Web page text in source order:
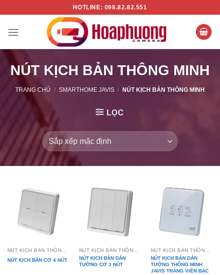
nội
HOTLINE: 098.82.82.551
NÚT KỊCH BẢN THÔNG MINH
TRANG CHỦ / SMARTHOME JAVIS / NÚT KỊCH BẢN THÔNG MINH
LỌC
NÚT KỊCH BẢN THÔNG MINH
NÚT KỊCH BẢN CƠ 4 NÚT
NÚT KỊCH BẢN THÔNG MINH
NÚT KỊCH BẢN DÁN
TƯỜNG CƠ 3 NÚT
NÚT KỊCH BẢN THÔNG MINH
NÚT KỊCH BẢN DÁN
TƯỜNG THÔNG MINH
JAVIS TRẮNG VIỀN BẠC